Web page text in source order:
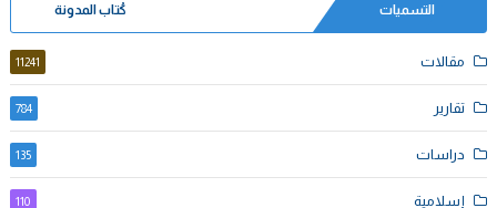
التسميات كُتاب المدونة
مقالات 11241
تقارير 784
دراسات 135
إسلامية 110